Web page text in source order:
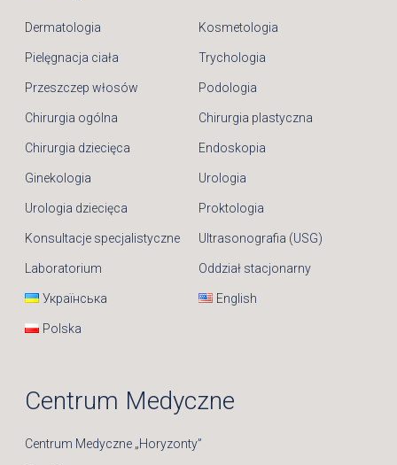
Dermatologia Kosmetologia
Pielęgnacja ciała Trychologia
Przeszczep włosów Podologia
Chirurgia ogólna Chirurgia plastyczna
Chirurgia dziecięca Endoskopia
Ginekologia Urologia
Urologia dziecięca Proktologia
Konsultacje specjalistyczne Ultrasonografia (USG)
Laboratorium Oddział stacjonarny
Українська English
Polska
Centrum Medyczne
Centrum Medyczne „Horyzonty”